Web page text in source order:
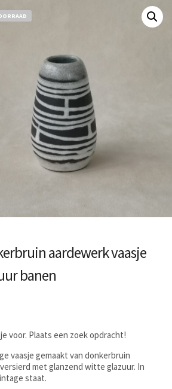
aardewerk vaasje
banen
voor. Plaats een zoek opdracht!
vaasje gemaakt van donkerbruin
met glanzend witte glazuur. In
staat.